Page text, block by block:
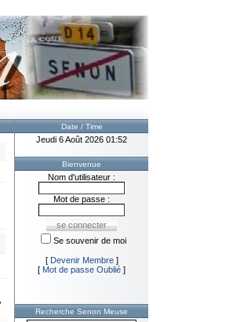
Date / Time
Jeudi 6 Août 2026 01:52
Bienvenue
Nom d'utilisateur :
Mot de passe :
Se souvenir de moi
[ Devenir Membre]
[ Mot de passe Oublié ]
Recherche Senon Meuse